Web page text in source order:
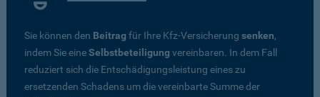
Sie können den Beitrag für Ihre Kfz-Versicherung senken,
indem Sie eineSelbstbeteiligung vereinbaren. In dem Fall
reduziert sich die Entschädigungsleistung eines zu
ersetzenden Schadens um die vereinbarte Summe der